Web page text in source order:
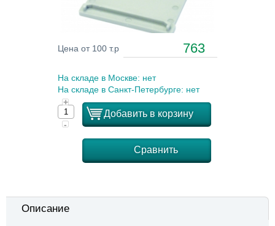
Цена от 100 т.р 763
На складе в Москве: нет
На складе в Санкт-Петербурге: нет
+
-
Добавить в корзину
Сравнить
Описание